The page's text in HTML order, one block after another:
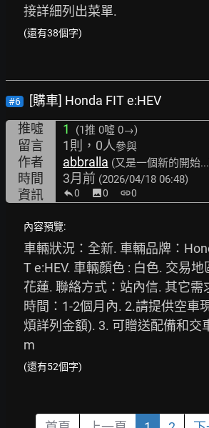
接詳細列出菜單.
(還有38個字)
#6
[購車] Honda FIT e:HEV
推噓
1 (1推 0噓 0→)
留言 1則，0人參與
作者 abbralla (又是一個新的開始
時間 3月前 (2026/04/18 06:48)
資訊 0 image0 link0
內容預覽:
車輛狀況：全新. 車輛品牌：
T e:HEV. 車輛顏色 : 白色. 交易地
花蓮. 聯絡方式：站內信. 其它需
時間：1-2個月內. 2.請提供空車
煩詳列金額). 3. 可贈送配備和交
m
(還有52個字)